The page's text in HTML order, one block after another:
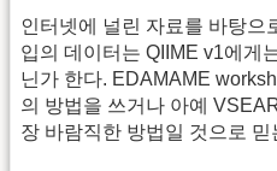
인터넷에 널린 자료를 바탕으
입의 데이터는 QIIME v1에게
닌가 한다. EDAMAME
의 방법을 쓰거나 아예
장 바람직한 방법일 것으로 믿